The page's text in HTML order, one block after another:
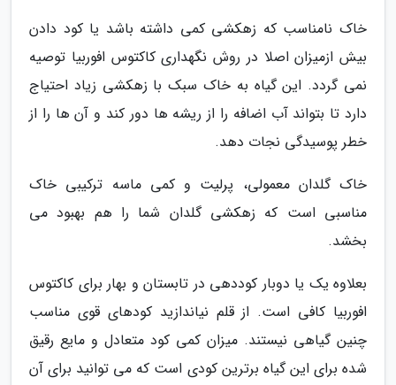
خاک نامناسب که زهکشی کمی داشته باشد یا کود دادن
بیش ازمیزان اصلا در روش نگهداری کاکتوس افوربیا توصیه
نمی گردد. این گیاه به خاک سبک با زهکشی زیاد احتیاج
دارد تا بتواند آب اضافه را از ریشه ها دور کند و آن ها را از
خطر پوسیدگی نجات دهد.
خاک گلدان معمولی، پرلیت و کمی ماسه ترکیبی خاک
مناسبی است که زهکشی گلدان شما را هم بهبود می
بخشد.
بعلاوه یک یا دوبار کوددهی در تابستان و بهار برای کاکتوس
افوربیا کافی است. از قلم نیاندازید کودهای قوی مناسب
چنین گیاهی نیستند. میزان کمی کود متعادل و مایع رقیق
شده برای این گیاه برترین کودی است که می توانید برای آن